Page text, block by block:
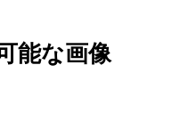
能な画像